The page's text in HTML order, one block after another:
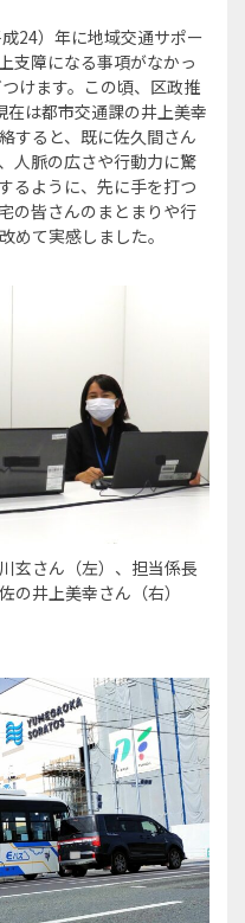
24）年に地域交通サポー
支障になる事項がなかっ
けます。この頃、区政推
は都市交通課の井上美幸
すると、既に佐久間さん
人脈の広さや行動力に驚
るように、先に手を打つ
の皆さんのまとまりや行
めて実感しました。
玄さん（左）、担当係長
の井上美幸さん（右）